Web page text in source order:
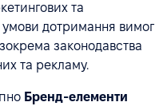
та
умови дотримання вимог
законодавства
та рекламу.
Бренд-елементи